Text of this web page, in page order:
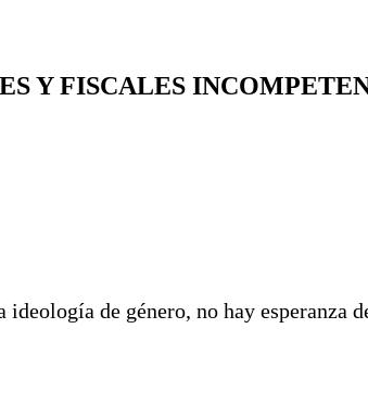
Y FISCALES
de género, no hay esperanza